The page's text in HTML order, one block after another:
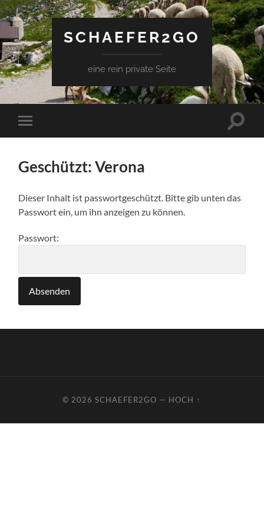
SCHAEFER2GO
eine rein private Seite
Mobile-
Menü
Geschützt: Verona
Dieser Inhalt ist passwortgeschützt. Bitte gib unten das
Passwort ein, um ihn anzeigen zu können.
Passwort:
© 2026SCHAEFER2GO — HOCH ↑